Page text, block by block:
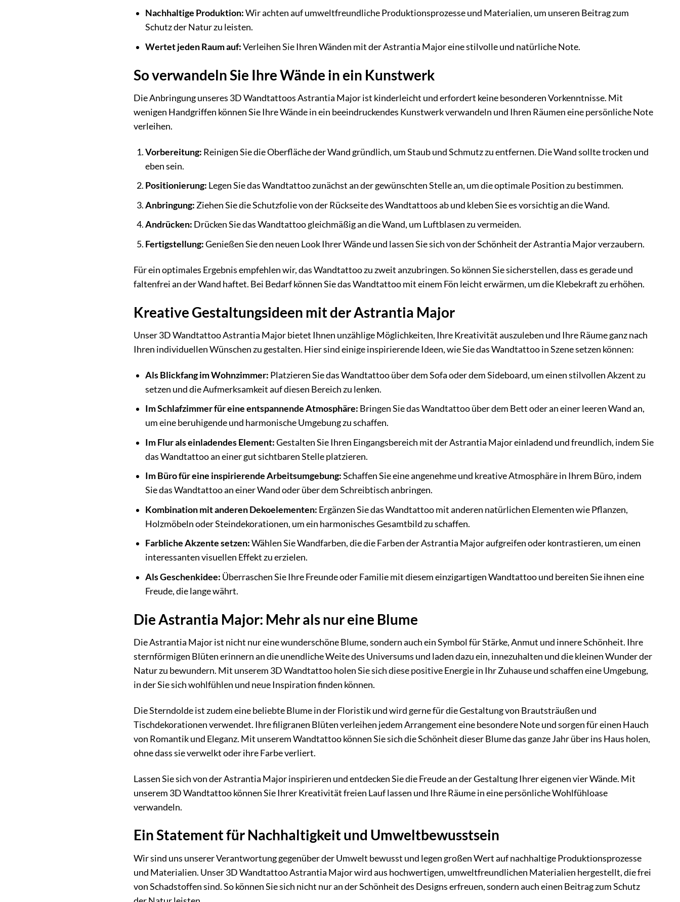
Nachhaltige Produktion:Wir achten auf umweltfreundliche Produktionsprozesse und Materialien, um unseren Beitrag zum
Schutz der Natur zu leisten.
Wertet jeden Raum auf:Verleihen Sie Ihren Wänden mit der Astrantia Major eine stilvolle und natürliche Note.
So verwandeln Sie Ihre Wände in ein Kunstwerk
Die Anbringung unseres 3D Wandtattoos Astrantia Major ist kinderleicht und erfordert keine besonderen Vorkenntnisse. Mit
wenigen Handgriffen können Sie Ihre Wände in ein beeindruckendes Kunstwerk verwandeln und Ihren Räumen eine persönliche Note
verleihen.
Vorbereitung: Reinigen Sie die Oberfläche der Wand gründlich, um Staub und Schmutz zu entfernen. Die Wand sollte trocken und
eben sein.
Positionierung: Legen Sie das Wandtattoo zunächst an der gewünschten Stelle an, um die optimale Position zu bestimmen.
Anbringung: Ziehen Sie die Schutzfolie von der Rückseite des Wandtattoos ab und kleben Sie es vorsichtig an die Wand.
Andrücken: Drücken Sie das Wandtattoo gleichmäßig an die Wand, um Luftblasen zu vermeiden.
Fertigstellung:Genießen Sie den neuen Look Ihrer Wände und lassen Sie sich von der Schönheit der Astrantia Major verzaubern.
Für ein optimales Ergebnis empfehlen wir, das Wandtattoo zu zweit anzubringen. So können Sie sicherstellen, dass es gerade und
faltenfrei an der Wand haftet. Bei Bedarf können Sie das Wandtattoo mit einem Fön leicht erwärmen, um die Klebekraft zu erhöhen.
Kreative Gestaltungsideen mit der Astrantia Major
Unser 3D Wandtattoo Astrantia Major bietet Ihnen unzählige Möglichkeiten, Ihre Kreativität auszuleben und Ihre Räume ganz nach
Ihren individuellen Wünschen zu gestalten. Hier sind einige inspirierende Ideen, wie Sie das Wandtattoo in Szene setzen können:
Als Blickfang im Wohnzimmer: Platzieren Sie das Wandtattoo über dem Sofa oder dem Sideboard, um einen stilvollen Akzent zu
setzen und die Aufmerksamkeit auf diesen Bereich zu lenken.
Im Schlafzimmer für eine entspannende Atmosphäre: Bringen Sie das Wandtattoo über dem Bett oder an einer leeren Wand an,
um eine beruhigende und harmonische Umgebung zu schaffen.
Im Flur als einladendes Element:Gestalten Sie Ihren Eingangsbereich mit der Astrantia Major einladend und freundlich, indem Sie
das Wandtattoo an einer gut sichtbaren Stelle platzieren.
Im Büro für eine inspirierende Arbeitsumgebung:Schaffen Sie eine angenehme und kreative Atmosphäre in Ihrem Büro, indem
Sie das Wandtattoo an einer Wand oder über dem Schreibtisch anbringen.
Kombination mit anderen Dekoelementen: Ergänzen Sie das Wandtattoo mit anderen natürlichen Elementen wie Pflanzen,
Holzmöbeln oder Steindekorationen, um ein harmonisches Gesamtbild zu schaffen.
Farbliche Akzente setzen:Wählen Sie Wandfarben, die die Farben der Astrantia Major aufgreifen oder kontrastieren, um einen
interessanten visuellen Effekt zu erzielen.
Als Geschenkidee: Überraschen Sie Ihre Freunde oder Familie mit diesem einzigartigen Wandtattoo und bereiten Sie ihnen eine
Freude, die lange währt.
Die Astrantia Major: Mehr als nur eine Blume
Die Astrantia Major ist nicht nur eine wunderschöne Blume, sondern auch ein Symbol für Stärke, Anmut und innere Schönheit. Ihre
sternförmigen Blüten erinnern an die unendliche Weite des Universums und laden dazu ein, innezuhalten und die kleinen Wunder der
Natur zu bewundern. Mit unserem 3D Wandtattoo holen Sie sich diese positive Energie in Ihr Zuhause und schaffen eine Umgebung,
in der Sie sich wohlfühlen und neue Inspiration finden können.
Die Sterndolde ist zudem eine beliebte Blume in der Floristik und wird gerne für die Gestaltung von Brautsträußen und
Tischdekorationen verwendet. Ihre filigranen Blüten verleihen jedem Arrangement eine besondere Note und sorgen für einen Hauch
von Romantik und Eleganz. Mit unserem Wandtattoo können Sie sich die Schönheit dieser Blume das ganze Jahr über ins Haus holen,
ohne dass sie verwelkt oder ihre Farbe verliert.
Lassen Sie sich von der Astrantia Major inspirieren und entdecken Sie die Freude an der Gestaltung Ihrer eigenen vier Wände. Mit
unserem 3D Wandtattoo können Sie Ihrer Kreativität freien Lauf lassen und Ihre Räume in eine persönliche Wohlfühloase
verwandeln.
Ein Statement für Nachhaltigkeit und Umweltbewusstsein
Wir sind uns unserer Verantwortung gegenüber der Umwelt bewusst und legen großen Wert auf nachhaltige Produktionsprozesse
und Materialien. Unser 3D Wandtattoo Astrantia Major wird aus hochwertigen, umweltfreundlichen Materialien hergestellt, die frei
von Schadstoffen sind. So können Sie sich nicht nur an der Schönheit des Designs erfreuen, sondern auch einen Beitrag zum Schutz